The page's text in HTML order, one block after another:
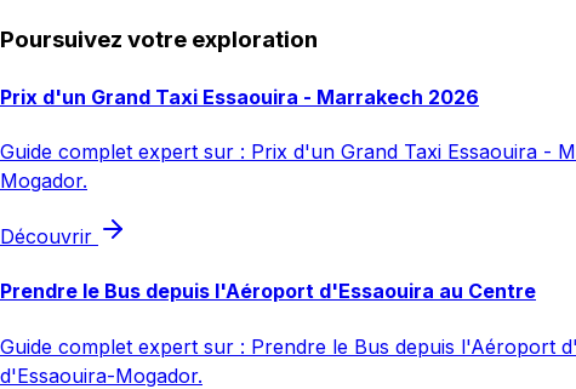
Poursuivez votre exploration
Prix d'un Grand Taxi Essaouira - Marrakech 2026
Guide complet expert sur : Prix d'un Grand Taxi Essaouira -
Mogador.
Découvrir
Prendre le Bus depuis l'Aéroport d'Essaouira au Centre
Guide complet expert sur : Prendre le Bus depuis l'Aéroport
d'Essaouira-Mogador.